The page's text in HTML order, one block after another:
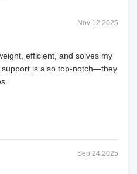
Nov 12.2025
efficient, and solves my
is also top-notch—they
Sep 24.2025